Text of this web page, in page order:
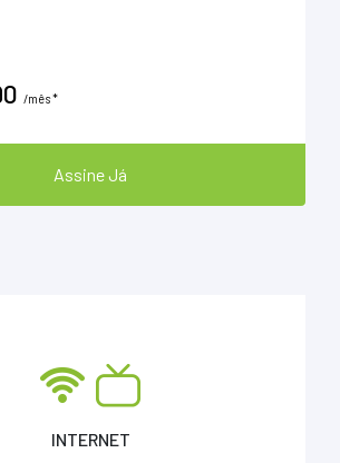
/mês *
Assine Já
INTERNET